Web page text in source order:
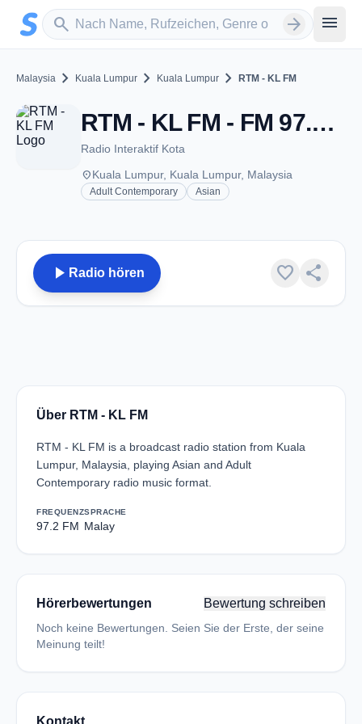
Zum Hauptinhalt springen
search
Sender suchen arrow_forward menu
Malaysia chevron_right Kuala Lumpur chevron_right Kuala Lumpur chevron_right RTM - KL FM
RTM - KL FM - FM 97.2 - Kuala Lumpur
Radio Interaktif Kota
placeKuala Lumpur, Kuala Lumpur, Malaysia
Adult Contemporary Asian
play_arrow Radio hören favorite share
Über RTM - KL FM
RTM - KL FM is a broadcast radio station from Kuala
Lumpur, Malaysia, playing Asian and Adult
Contemporary radio music format.
FREQUENZ
97.2 FM
SPRACHE
Malay
Hörerbewertungen Bewertung schreiben
Noch keine Bewertungen. Seien Sie der Erste, der seine
Meinung teilt!
Kontakt